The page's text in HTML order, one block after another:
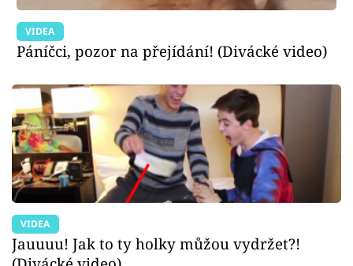
VIDEA
Páníčci, pozor na přejídání! (Divácké video)
VIDEA
Jauuuu! Jak to ty holky můžou vydržet?!